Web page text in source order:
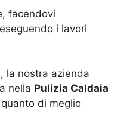
facendovi
i lavori
la nostra azienda
nella Pulizia Caldaia
di meglio